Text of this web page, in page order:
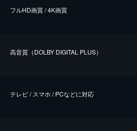
フルHD画質 / 4K画質
⾼⾳質（DOLBY DIGITAL PLUS）
テレビ / スマホ / PCなどに対応